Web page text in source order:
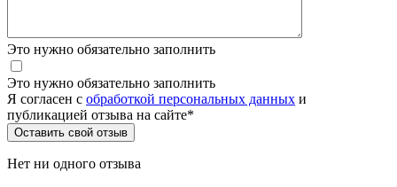
Это нужно обязательно заполнить
Это нужно обязательно заполнить
Я согласен c обработкой персональных данных и
публикацией отзыва на сайте*
Нет ни одного отзыва